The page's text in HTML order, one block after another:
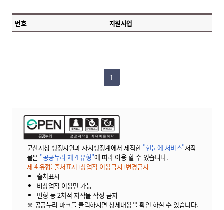
번호 지원사업
1
군산시청 행정지원과 자치행정계에서 제작한 "한눈에 서비스"저작
물은 "공공누리 제 4 유형"에 따라 이용 할 수 있습니다.
제 4 유형: 출처표시+상업적 이용금지+변경금지
출처표시
비상업적 이용만 가능
변형 등 2차적 저작물 작성 금지
※ 공공누리 마크를 클릭하시면 상세내용을 확인 하실 수 있습니다.